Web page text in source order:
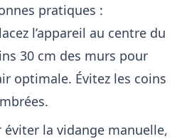
pratiques :
l’appareil au centre du
30 cm des murs pour
optimale. Évitez les coins
éviter la vidange manuelle,